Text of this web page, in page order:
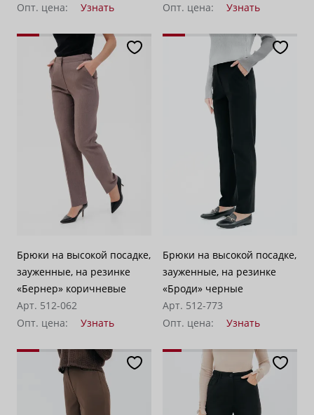
Опт. цена:
Узнать
Опт. цена:
Узнать
Брюки на высокой посадке,
зауженные, на резинке
«Бернер» коричневые
Арт. 512-062
Опт. цена:
Узнать
Брюки на высокой посадке,
зауженные, на резинке
«Броди» черные
Арт. 512-773
Опт. цена:
Узнать